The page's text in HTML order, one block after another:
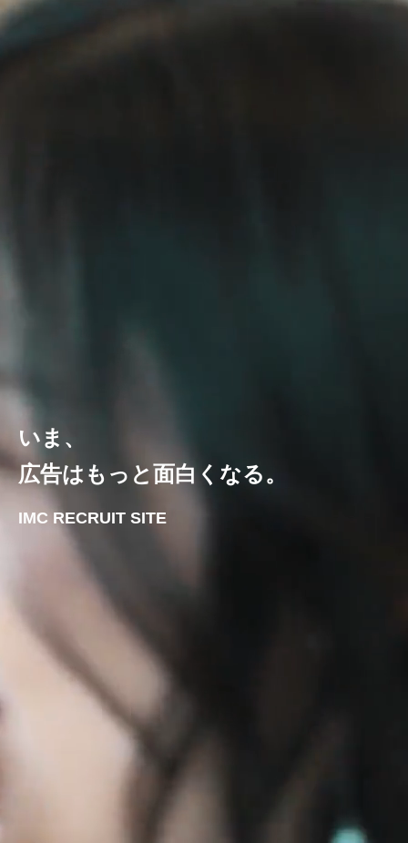
いま、
広告はもっと面白くなる。
IMC RECRUIT SITE